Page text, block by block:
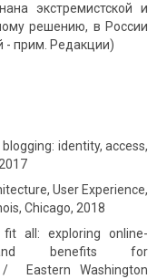
экстремистской и
решению, в России
- прим. Редакции)
identity, access,
User Experience,
Chicago, 2018
all: exploring online-
and benefits for
/ Eastern Washington